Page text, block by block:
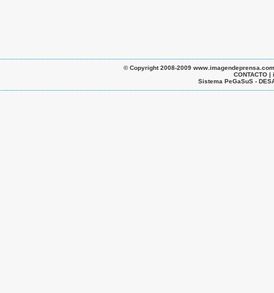
© Copyright 2008-2009
CONTACTO
Sistema PeGaSuS -